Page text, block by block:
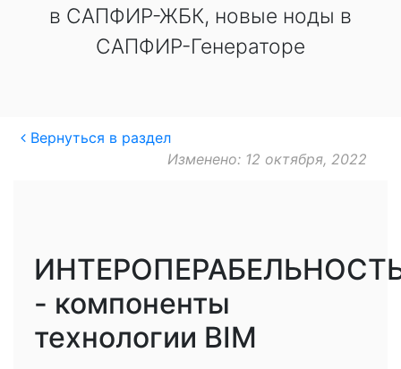
в САПФИР-ЖБК, новые ноды в
САПФИР-Генераторе
Вернуться в раздел
Изменено: 12 октября, 2022
- компоненты
технологии ВIM